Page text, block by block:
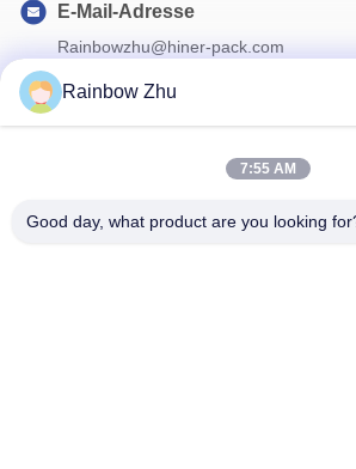
E-Mail-Adresse
Rainbowzhu@hiner-pack.com
Abonnieren Sie unseren Newsletter für
Rainbow Zhu
7:55 AM
Good day, what product are you looking